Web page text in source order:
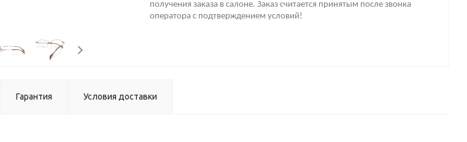
получения заказа в салоне. Заказ считается принятым после звонка
оператора с подтверждением условий!
Гарантия Условия доставки